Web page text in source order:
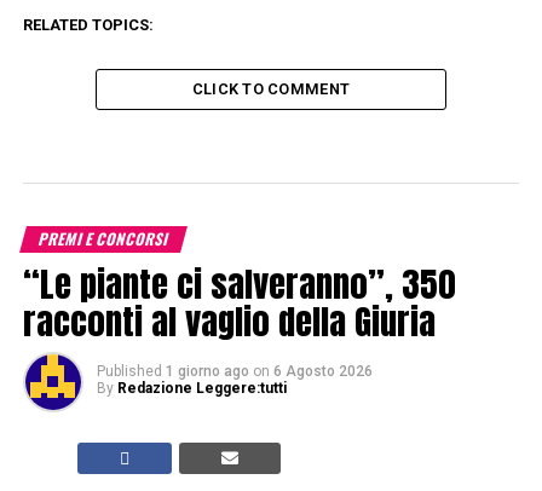
RELATED TOPICS:
CLICK TO COMMENT
PREMI E CONCORSI
“Le piante ci salveranno”, 350
racconti al vaglio della Giuria
Published 1 giorno ago on 6 Agosto 2026
By Redazione Leggere:tutti